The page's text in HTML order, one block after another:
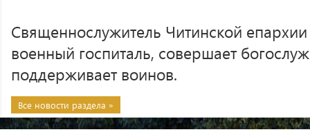
Священнослужитель Читинской
военный госпиталь, совершает
поддерживает воинов.
Все новости раздела »